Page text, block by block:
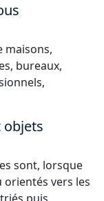
maisons,
bureaux,
objets
sont, lorsque
orientés vers les